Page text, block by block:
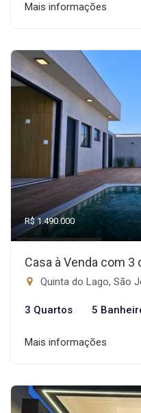
Mais informações
R$ 1.490.000
Casa à Venda com 3
Quinta do Lago, São
3 Quartos 5
Mais informações